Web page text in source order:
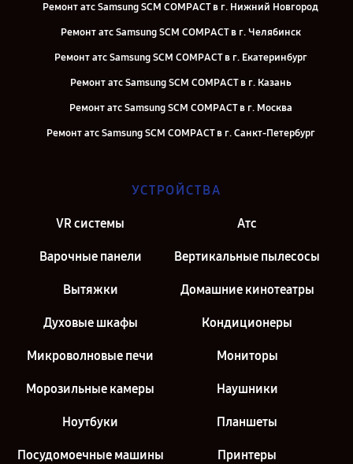
Ремонт атс Samsung SCM COMPACT в г. Нижний Новгород
Ремонт атс Samsung SCM COMPACT в г. Челябинск
Ремонт атс Samsung SCM COMPACT в г. Екатеринбург
Ремонт атс Samsung SCM COMPACT в г. Казань
Ремонт атс Samsung SCM COMPACT в г. Москва
Ремонт атс Samsung SCM COMPACT в г. Санкт-Петербург
УСТРОЙСТВА
VR системы Атс
Варочные панели Вертикальные пылесосы
Вытяжки Домашние кинотеатры
Духовые шкафы Кондиционеры
Микроволновые печи Мониторы
Морозильные камеры Наушники
Ноутбуки Планшеты
Посудомоечные машины Принтеры